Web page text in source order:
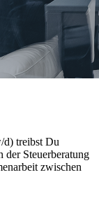
d) treibst Du
der Steuerberatung
zwischen